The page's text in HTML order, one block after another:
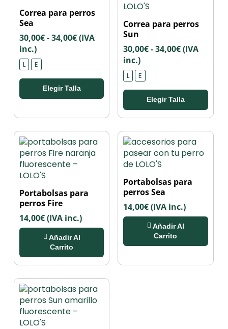
producto
tiene
múltiples
variantes.
Las
opciones
se
pueden
en
la
página
de
producto
Correa para perros
Sea
30,00€-34,00€Rango
30,00€
hasta
(IVA
inc.)
L E
Elegir Talla
producto
tiene
múltiples
variantes.
Las
opciones
se
pueden
elegir
en
la
página
de
Correa para perros
Sun
30,00€-34,00€Rango
30,00€
hasta
34,00€
(IVA
inc.)
L E
Elegir Talla
Portabolsas para
perros Fire
14,00€(IVA inc.)
Añadir Al
Carrito
Portabolsas para
perros Sea
14,00€(IVA inc.)
Añadir Al
Carrito